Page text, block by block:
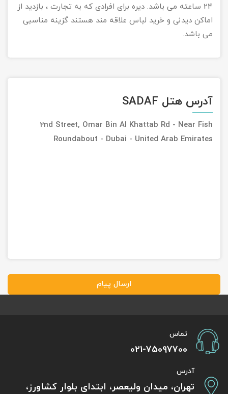
24 ساعته می باشد. دیره برای افرادی که به تجارت ، بازدید از
اماکن دیدنی و خرید لباس علاقه مند هستند گزینه مناسبی
می باشد.
آدرس هتل SADAF
2nd Street, Omar Bin Al Khattab Rd - Near Fish
Roundabout - Dubai - United Arab Emirates
ارسال پیام
تماس
021-75097700
آدرس
تهران، میدان ولیعصر، ابتدای بلوار کشاورز،